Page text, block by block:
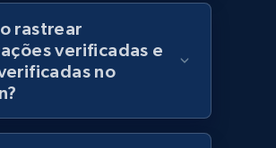
165+
- Discover products by
rastrear
verificadas e
no